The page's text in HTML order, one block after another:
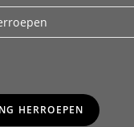
HERROEPEN